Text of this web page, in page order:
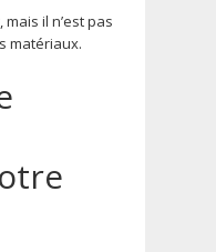
il n’est pas
matériaux.